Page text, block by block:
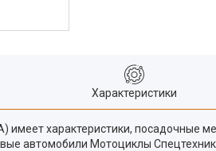
Характеристики
характеристики, посадочные
автомобили Мотоциклы